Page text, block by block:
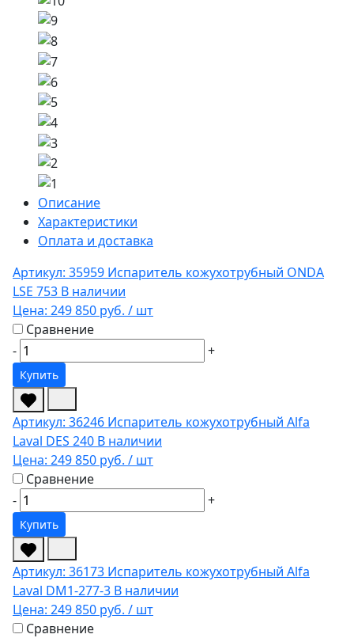
Описание
Характеристики
Оплата и доставка
Артикул: 35959 Испаритель кожухотрубный ONDA
LSE 753 В наличии
Цена: 249 850 руб. / шт
Сравнение
-
+
Купить
Артикул: 36246 Испаритель кожухотрубный Alfa
Laval DES 240 В наличии
Цена: 249 850 руб. / шт
Сравнение
-
+
Купить
Артикул: 36173 Испаритель кожухотрубный Alfa
Laval DM1-277-3 В наличии
Цена: 249 850 руб. / шт
Сравнение